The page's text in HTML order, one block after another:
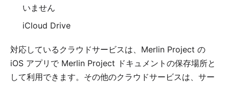
いません
iCloud Drive
対応しているクラウドサービスは、Merlin Project の
iOS アプリで Merlin Project ドキュメントの保存場所と
して利用できます。その他のクラウドサービスは、サー